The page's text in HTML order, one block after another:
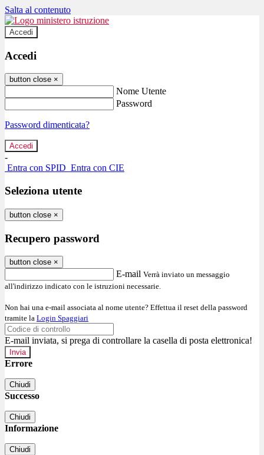
Salta al contenuto
Accedi
Accedi
button close ×
Nome Utente
Password
Password dimenticata?
-
Entra con SPID Entra con CIE
Seleziona utente
button close ×
Recupero password
button close ×
E-mail Verrà inviato un messaggio
all'indirizzo indicato con le istruzioni necessarie.
Non hai una e-mail associata al nome utente? Effettua il reset della password
tramite la Login Spaggiari
E-mail inviata, si prega di controllare la casella di posta elettronica!
Errore
Chiudi
Successo
Chiudi
Informazione
Chiudi